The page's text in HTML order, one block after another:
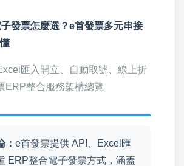
發票怎麼選？e首發票多元串接
匯入開立、自動取號、線上折
ERP整合服務架構總覽
： e首發票提供 API、Excel匯
ERP整合電子發票方式，涵蓋